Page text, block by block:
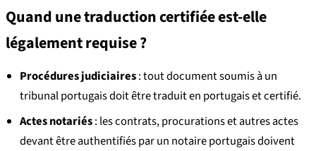
Quand une traduction certifiée est-elle
légalement requise ?
Procédures judiciaires: tout document soumis à un
tribunal portugais doit être traduit en portugais et certifié.
Actes notariés: les contrats, procurations et autres actes
devant être authentifiés par un notaire portugais doivent